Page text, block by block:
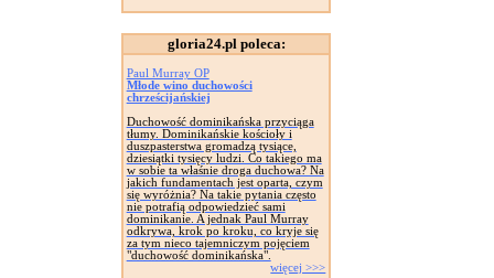
gloria24.pl poleca:
Paul Murray OP
Młode wino duchowości
chrześcijańskiej
Duchowość dominikańska przyciąga
tłumy. Dominikańskie kościoły i
duszpasterstwa gromadzą tysiące,
dziesiątki tysięcy ludzi. Co takiego ma
w sobie ta właśnie droga duchowa? Na
jakich fundamentach jest oparta, czym
się wyróżnia? Na takie pytania często
nie potrafią odpowiedzieć sami
dominikanie. A jednak Paul Murray
odkrywa, krok po kroku, co kryje się
za tym nieco tajemniczym pojęciem
"duchowość dominikańska".
więcej >>>